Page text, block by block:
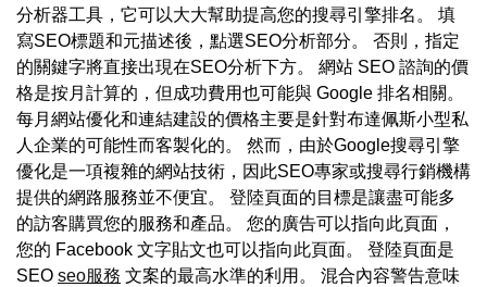
分析器工具，它可以大大幫助提高您的搜尋引擎排名。 填
寫SEO標題和元描述後，點選SEO分析部分。 否則，指定
的關鍵字將直接出現在SEO分析下方。 網站 SEO 諮詢的價
格是按月計算的，但成功費用也可能與 Google 排名相關。
每月網站優化和連結建設的價格主要是針對布達佩斯小型私
人企業的可能性而客製化的。 然而，由於Google搜尋引擎
優化是一項複雜的網站技術，因此SEO專家或搜尋行銷機構
提供的網路服務並不便宜。 登陸頁面的目標是讓盡可能多
的訪客購買您的服務和產品。 您的廣告可以指向此頁面，
您的 Facebook 文字貼文也可以指向此頁面。 登陸頁面是
SEO seo服務 文案的最高水準的利用。 混合內容警告意味